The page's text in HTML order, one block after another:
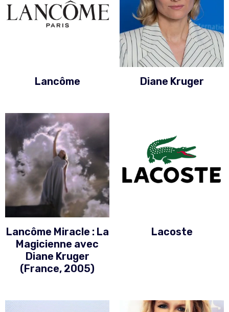
Lancôme Diane Kruger
Lancôme Miracle : La
Magicienne avec
Diane Kruger
(France, 2005)
Lacoste